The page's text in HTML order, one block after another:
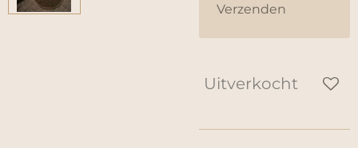
Verzenden
Uitverkocht